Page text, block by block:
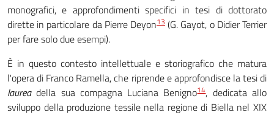
monografici, e approfondimenti specifici in tesi di dottorato
dirette in particolare da Pierre Deyon13 (G. Gayot, o Didier Terrier
per fare solo due esempi).
È in questo contesto intellettuale e storiografico che matura
l'opera di Franco Ramella, che riprende e approfondisce la tesi di
laureadella sua compagna Luciana Benigno14, dedicata allo
sviluppo della produzione tessile nella regione di Biella nel XIX